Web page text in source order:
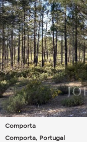
Comporta
Comporta, Portugal